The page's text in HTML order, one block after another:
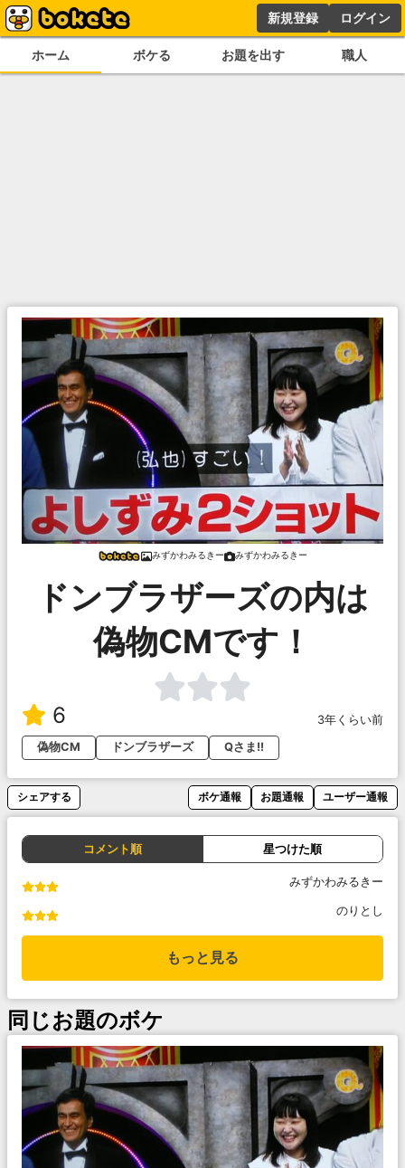
新規登録 ログイン
ホーム ボケる お題を出す 職人
みずかわみるきー みずかわみるきー
ドンブラザーズの内は
偽物CMです！
6
3年くらい前
偽物CM
ドンブラザーズ Qさま!!
シェアする ボケ通報 お題通報 ユーザー通報
コメント順 星つけた順
みずかわみるきー
のりとし
もっと見る
同じお題のボケ